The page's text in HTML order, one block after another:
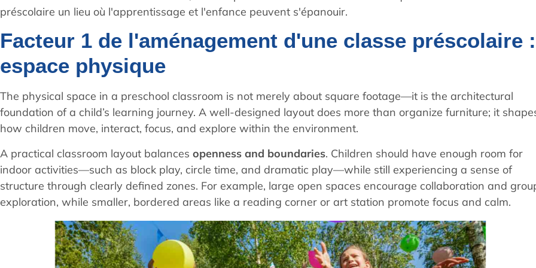
préscolaire un lieu où l'apprentissage et l'enfance peuvent s'épanouir.
Facteur 1 de l'aménagement d'une classe préscolaire :
espace physique
The physical space in a preschool classroom is not merely about square footage—it is the architectural
foundation of a child’s learning journey. A well-designed layout does more than organize furniture; it
how children move, interact, focus, and explore within the environment.
A practical classroom layout balances openness and boundaries. Children should have enough room for
indoor activities—such as block play, circle time, and dramatic play—while still experiencing a sense of
structure through clearly defined zones. For example, large open spaces encourage collaboration and
exploration, while smaller, bordered areas like a reading corner or art station promote focus and calm.